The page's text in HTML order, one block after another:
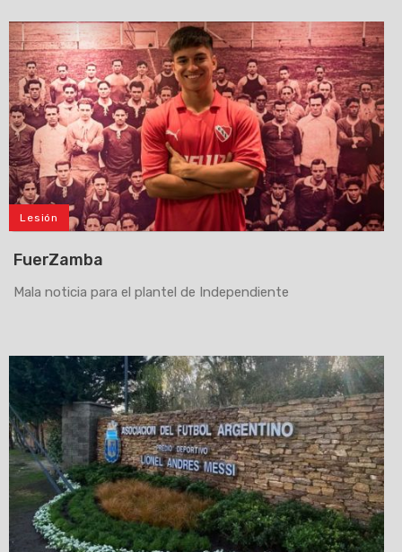
Lesión
FuerZamba
Mala noticia para el plantel de Independiente